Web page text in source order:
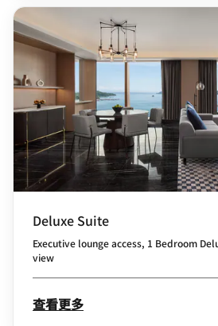
Deluxe Suite
Executive lounge access, 1 Bedroom
view
查看更多